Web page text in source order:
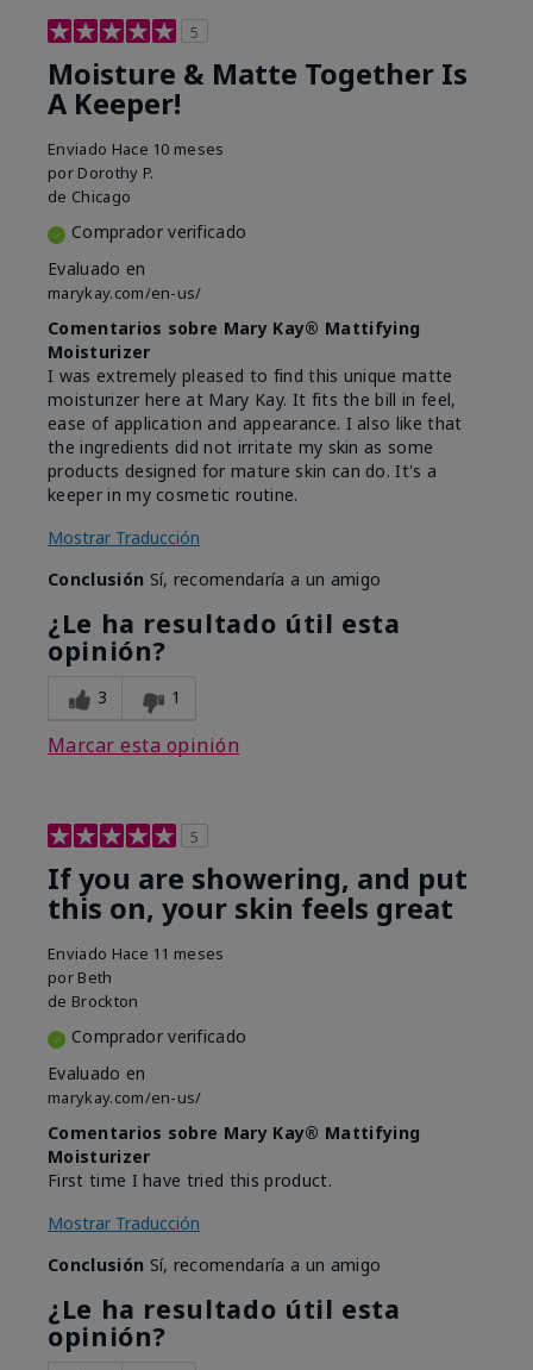
5
Moisture & Matte Together Is
A Keeper!
Enviado Hace 10 meses
por Dorothy P.
de Chicago
Comprador verificado
Evaluado en
marykay.com/en-us/
Comentarios sobre Mary Kay® Mattifying
Moisturizer
I was extremely pleased to find this unique matte
moisturizer here at Mary Kay. It fits the bill in feel,
ease of application and appearance. I also like that
the ingredients did not irritate my skin as some
products designed for mature skin can do. It's a
keeper in my cosmetic routine.
Mostrar Traducción
Conclusión Sí, recomendaría a un amigo
¿Le ha resultado útil esta
opinión?
3 1
Marcar esta opinión
5
If you are showering, and put
this on, your skin feels great
Enviado Hace 11 meses
por Beth
de Brockton
Comprador verificado
Evaluado en
marykay.com/en-us/
Comentarios sobre Mary Kay® Mattifying
Moisturizer
First time I have tried this product.
Mostrar Traducción
Conclusión Sí, recomendaría a un amigo
¿Le ha resultado útil esta
opinión?